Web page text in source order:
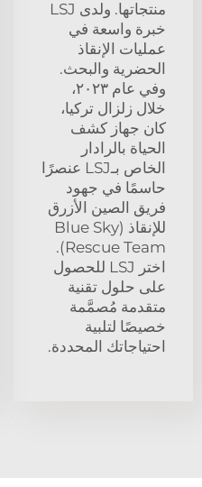
منتجاتها. ولدى LSJ
خبرة واسعة في
عمليات الإنقاذ
الحضرية والبحث.
وفي عام ٢٠٢٣،
خلال زلزال تركيا،
كان جهاز كشف
الحياة بالرادار
الخاص بـLSJ عنصرًا
حاسمًا في جهود
فريق الصين الأزرق
للإنقاذ (Blue Sky
Rescue Team).
اختر LSJ للحصول
على حلول تقنية
متقدمة مُصمَّمة
خصيصًا لتلبية
احتياجاتك المحددة.